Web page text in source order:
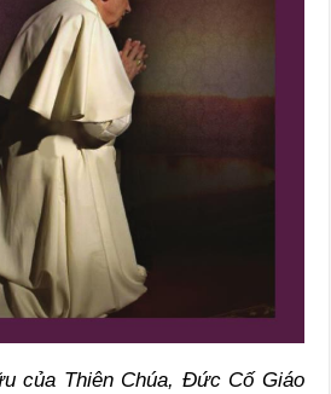
của Thiên Chúa, ĐứcCố Giáo